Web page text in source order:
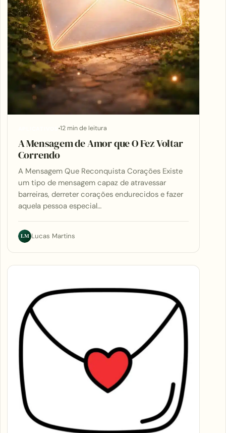
12 min de leitura
A Mensagem de Amor que O Fez Voltar
Correndo
A Mensagem Que Reconquista Corações Existe
um tipo de mensagem capaz de atravessar
barreiras, derreter corações endurecidos e fazer
aquela pessoa especial…
LM Lucas Martins